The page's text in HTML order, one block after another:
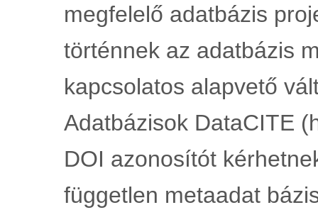
megfelelő adatbázis
történnek az adatbázis
kapcsolatos alapvető
Adatbázisok DataCITE
DOI azonosítót
független metaadat